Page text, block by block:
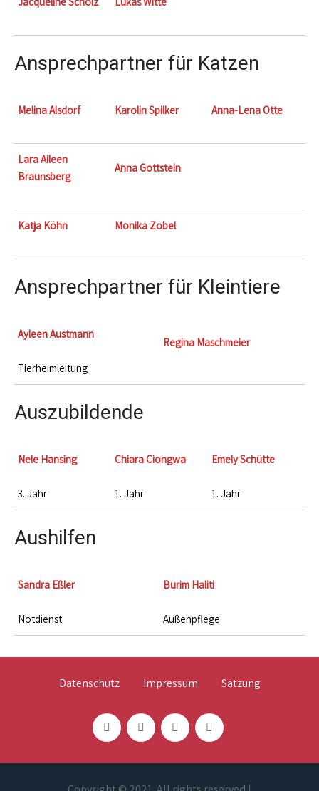
Ansprechpartner für Katzen
Melina Alsdorf Karolin Spilker Anna-Lena Otte
Lara Aileen
Braunsberg
Anna Gottstein
Katja Köhn Monika Zobel
Ansprechpartner für Kleintiere
Ayleen Austmann
Tierheimleitung
Regina Maschmeier
Auszubildende
Nele Hansing
3. Jahr
Chiara Ciongwa
1. Jahr
Emely Schütte
1. Jahr
Aushilfen
Sandra Eßler
Notdienst
Burim Haliti
Außenpflege
Datenschutz Impressum Satzung